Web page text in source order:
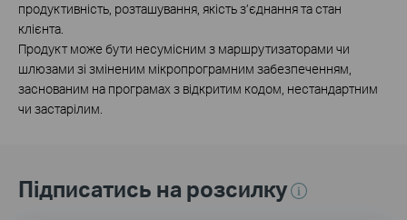
продуктивність, розташування, якість з’єднання та стан
клієнта.
Продукт може бути несумісним з маршрутизаторами чи
шлюзами зі зміненим мікропрограмним забезпеченням,
заснованим на програмах з відкритим кодом, нестандартним
чи застарілим.
Підписатись на розсилку